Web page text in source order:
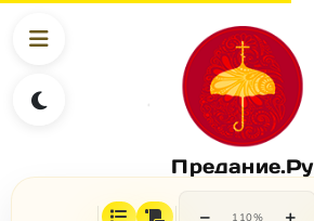
Предание.Ру
110%